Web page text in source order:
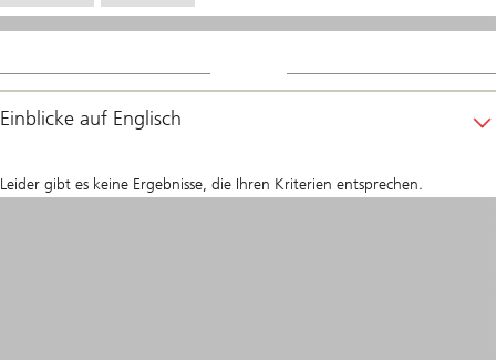
Einblicke auf Englisch
Leider gibt es keine Ergebnisse, die Ihren Kriterien entsprechen.